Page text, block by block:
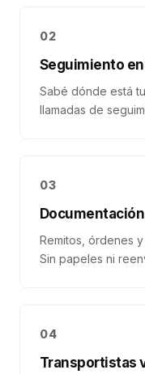
02
Seguimiento
Sabé dónde está
llamadas de
03
Remitos, órdenes
Sin papeles ni
04
Transportistas